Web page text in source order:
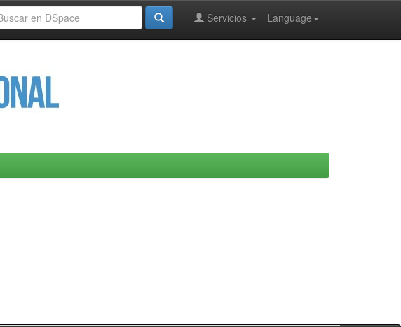
Language
Servicios